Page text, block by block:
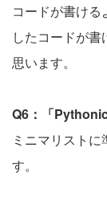
コードが書ける
したコードが
思います。
Q6：「
ミニマリスト
す。